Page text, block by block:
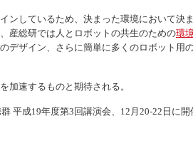
しているため、決まった環境において決
産総研では人とロボットの共生のための環
ザイン、さらに簡単に多くのロボット用
速するものと期待される。
成19年度第3回講演会、12月20-22日に開